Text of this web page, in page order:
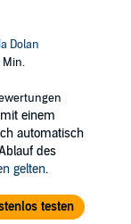
Ilona Andrews,
Stone, and Jaymin
Publishing, Inc
Dolan
Min.
einem
automatisch
des
gelten.
testen